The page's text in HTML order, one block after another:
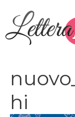
contenuto
hi